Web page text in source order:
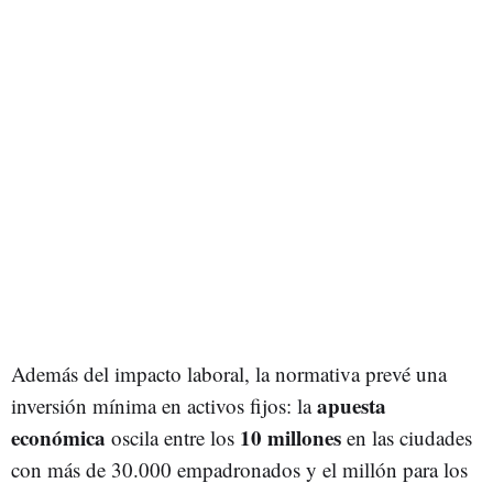
Además del impacto laboral, la normativa prevé una
inversión mínima en activos fijos: laapuesta
económica oscila entre los 10 millones en las ciudades
con más de 30.000 empadronados y el millón para los